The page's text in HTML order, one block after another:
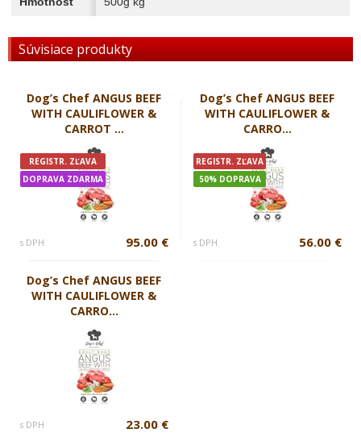
Súvisiace produkty
Dog’s Chef ANGUS BEEF
WITH CAULIFLOWER &
CARROT ...
REGISTR. ZĽAVA
DOPRAVA ZDARMA
s DPH 95.00 €
Dog’s Chef ANGUS BEEF
WITH CAULIFLOWER &
CARRO...
REGISTR. ZĽAVA
50% DOPRAVA
s DPH 56.00 €
Dog’s Chef ANGUS BEEF
WITH CAULIFLOWER &
CARRO...
s DPH 23.00 €